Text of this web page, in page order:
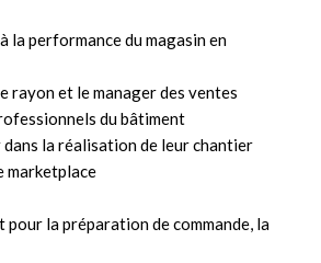
la performance du magasin en
rayon et le manager des ventes
du bâtiment
dans la réalisation de leur chantier
marketplace
la préparation de commande, la